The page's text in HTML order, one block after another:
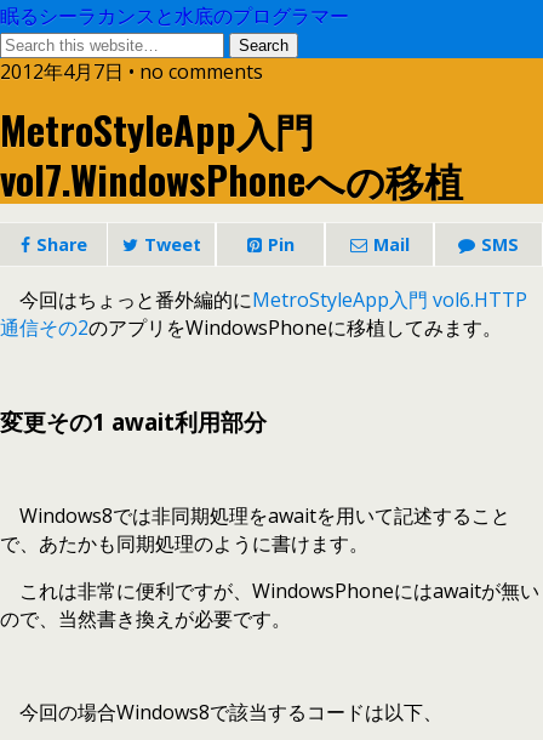
眠るシーラカンスと水底のプログラマー
2012年4月7日 • no comments
MetroStyleApp入門
vol7.WindowsPhoneへの移植
Share Tweet Pin Mail SMS
今回はちょっと番外編的にMetroStyleApp入門 vol6.HTTP
通信その2のアプリをWindowsPhoneに移植してみます。
変更その1 await利用部分
Windows8では非同期処理をawaitを用いて記述すること
で、あたかも同期処理のように書けます。
これは非常に便利ですが、WindowsPhoneにはawaitが無い
ので、当然書き換えが必要です。
今回の場合Windows8で該当するコードは以下、